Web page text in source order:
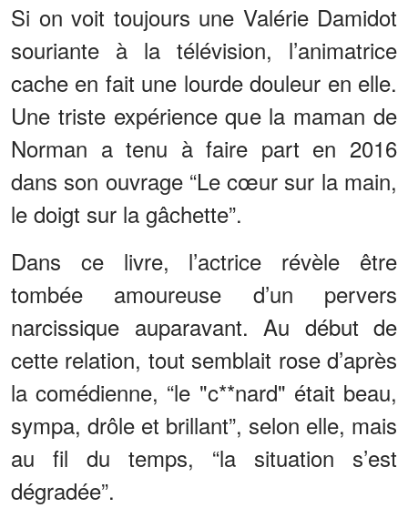
Si on voit toujours une Valérie Damidot
souriante à la télévision, l’animatrice
cache en fait une lourde douleur en elle.
Une triste expérience que la maman de
Norman a tenu à faire part en 2016
dans son ouvrage “Le cœur sur la main,
le doigt sur la gâchette”.
Dans ce livre, l’actrice révèle être
tombée amoureuse d’un pervers
narcissique auparavant. Au début de
cette relation, tout semblait rose d’après
la comédienne, “le "c**nard" était beau,
sympa, drôle et brillant”, selon elle, mais
au fil du temps, “la situation s’est
dégradée”.